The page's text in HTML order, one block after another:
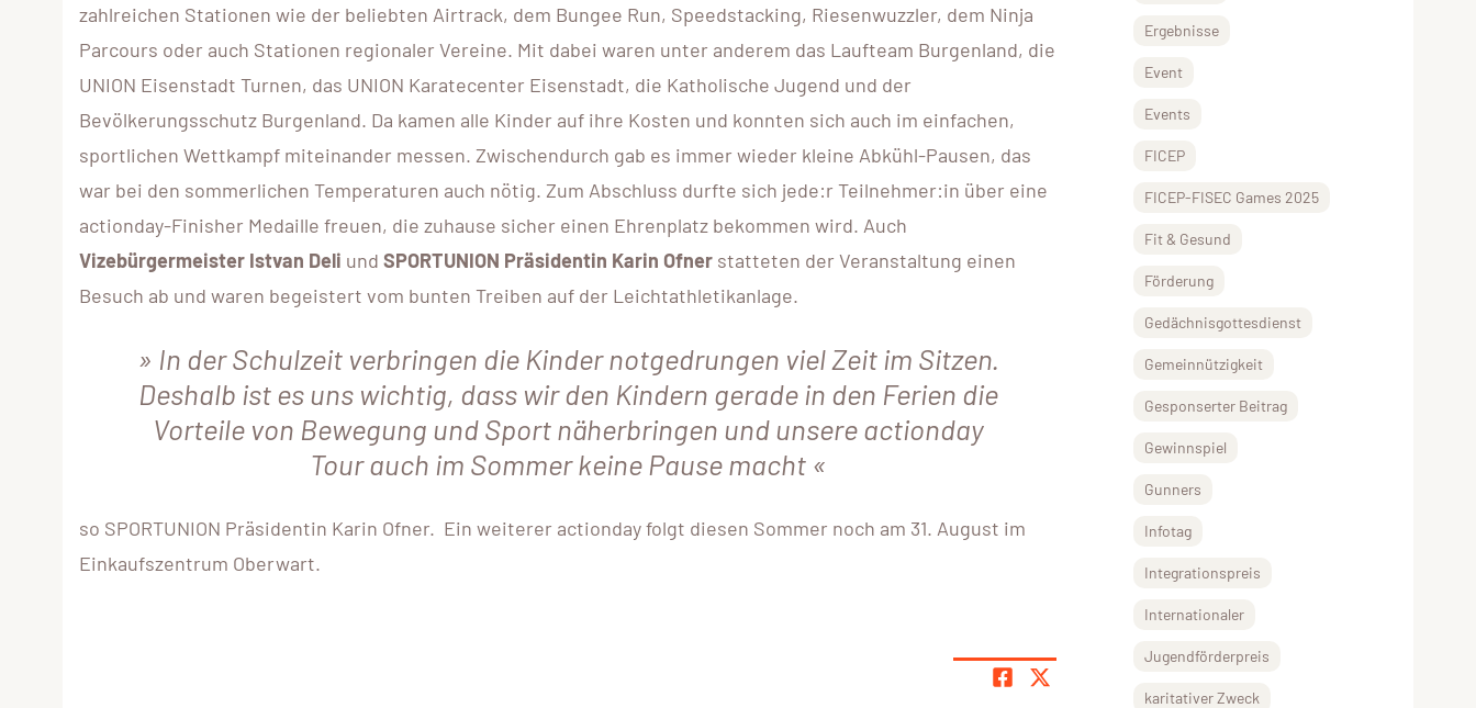
zahlreichen Stationen wie der beliebten Airtrack, dem Bungee Run, Speedstacking, Riesenwuzzler, dem Ninja
Parcours oder auch Stationen regionaler Vereine. Mit dabei waren unter anderem das Laufteam Burgenland, die
UNION Eisenstadt Turnen, das UNION Karatecenter Eisenstadt, die Katholische Jugend und der
Bevölkerungsschutz Burgenland. Da kamen alle Kinder auf ihre Kosten und konnten sich auch im einfachen,
sportlichen Wettkampf miteinander messen. Zwischendurch gab es immer wieder kleine Abkühl-Pausen, das
war bei den sommerlichen Temperaturen auch nötig. Zum Abschluss durfte sich jede:r Teilnehmer:in über eine
actionday-Finisher Medaille freuen, die zuhause sicher einen Ehrenplatz bekommen wird. Auch
Vizebürgermeister Istvan Deli und SPORTUNION Präsidentin Karin Ofner statteten der Veranstaltung einen
Besuch ab und waren begeistert vom bunten Treiben auf der Leichtathletikanlage.
In der Schulzeit verbringen die Kinder notgedrungen viel Zeit im Sitzen.
Deshalb ist es uns wichtig, dass wir den Kindern gerade in den Ferien die
Vorteile von Bewegung und Sport näherbringen und unsere actionday
Tour auch im Sommer keine Pause macht
so SPORTUNION Präsidentin Karin Ofner. Ein weiterer actionday folgt diesen Sommer noch am 31. August im
Einkaufszentrum Oberwart.
Ergebnisse
Event
Events
FICEP
FICEP-FISEC Games 2025
Fit & Gesund
Förderung
Gedächnisgottesdienst
Gemeinnützigkeit
Gesponserter Beitrag
Gewinnspiel
Gunners
Infotag
Integrationspreis
Internationaler
Jugendförderpreis
karitativer Zweck